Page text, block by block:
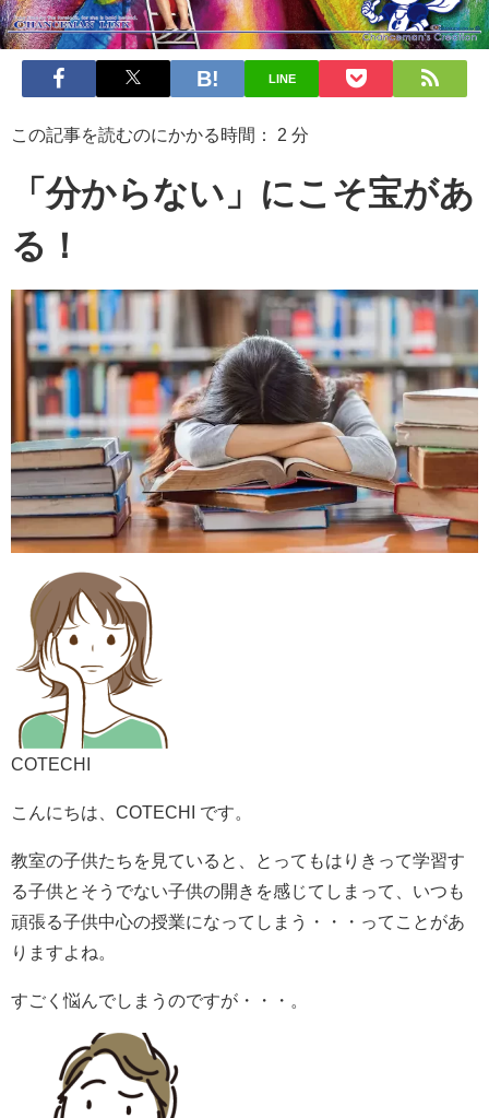
LINE
この記事を読むのにかかる時間： 2 分
「分からない」にこそ宝があ
る！
COTECHI
こんにちは、COTECHI です。
教室の子供たちを見ていると、とってもはりきって学習す
る子供とそうでない子供の開きを感じてしまって、いつも
頑張る子供中心の授業になってしまう・・・ってことがあ
りますよね。
すごく悩んでしまうのですが・・・。